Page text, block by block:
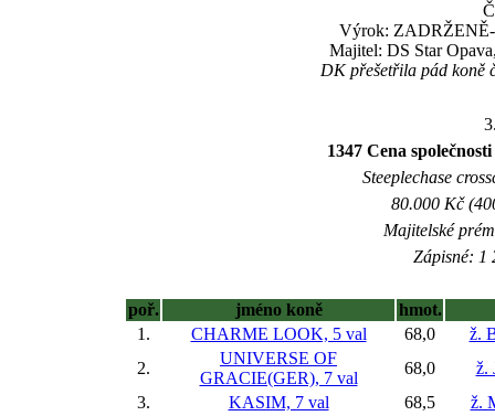
Výrok: ZADRŽENĚ-
Majitel: DS Star
DK přešetřila pád koně
1347 Cena
Steeplechase
80.000 Kč
Majitelské
Zápisné: 1
poř. jméno koně
hmot.
1.
CHARME LOOK, 5 val 68,0
ž.
2.
UNIVERSE OF
GRACIE(GER), 7 val
68,0
ž.
3.
KASIM, 7 val 68,5
ž.